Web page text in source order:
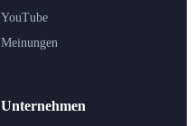
YouTube
Meinungen
Unternehmen